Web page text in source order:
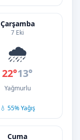
Çarşamba
7 Eki
🌧️
22°13°
Yağmurlu
💧 55% Yağış
Cuma